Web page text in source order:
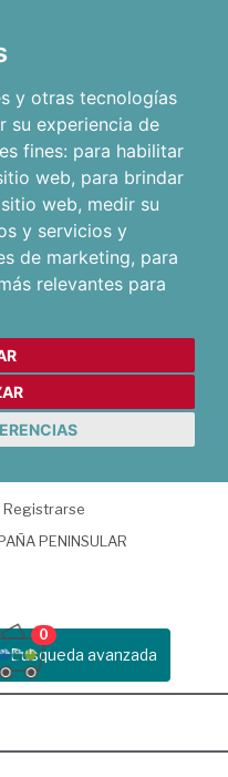
y otras tecnologías
su experiencia de
fines: para habilitar
web, para brindar
web, medir su
y servicios y
de marketing, para
relevantes para
Registrarse
PENINSULAR
Busqueda avanzada
0